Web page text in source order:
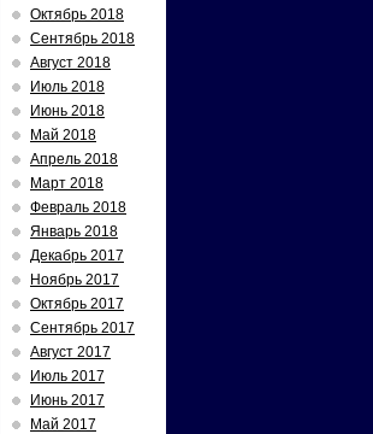
Октябрь 2018
Сентябрь 2018
Август 2018
Июль 2018
Июнь 2018
Май 2018
Апрель 2018
Март 2018
Февраль 2018
Январь 2018
Декабрь 2017
Ноябрь 2017
Октябрь 2017
Сентябрь 2017
Август 2017
Июль 2017
Июнь 2017
Май 2017